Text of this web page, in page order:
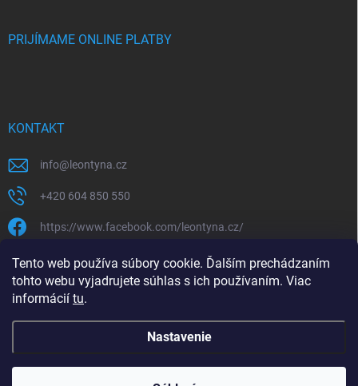
Tento web používa súbory cookie. Ďalším prechádzaním
tohto webu vyjadrujete súhlas s ich používaním. Viac
informácií tu.
Nastavenie
PRIJÍMAME ONLINE PLATBY
KONTAKT
info@ leontyna.cz
+420 604 850 550
https://www.facebook.com/leontyna.cz/
leontyna.cz
@leontyna.cz
Leontyna.sk . Všetky práva vyhradené.